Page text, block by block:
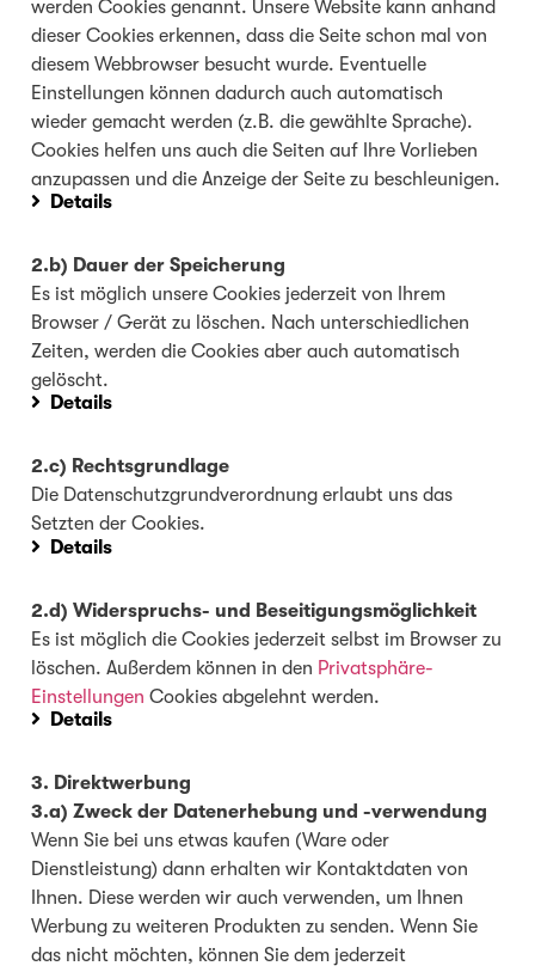
werden Cookies genannt. Unsere Website kann anhand
dieser Cookies erkennen, dass die Seite schon mal von
diesem Webbrowser besucht wurde. Eventuelle
Einstellungen können dadurch auch automatisch
wieder gemacht werden (z.B. die gewählte Sprache).
Cookies helfen uns auch die Seiten auf Ihre Vorlieben
anzupassen und die Anzeige der Seite zu beschleunigen.
Details
2.b) Dauer der Speicherung
Es ist möglich unsere Cookies jederzeit von Ihrem
Browser / Gerät zu löschen. Nach unterschiedlichen
Zeiten, werden die Cookies aber auch automatisch
gelöscht.
Details
2.c) Rechtsgrundlage
Die Datenschutzgrundverordnung erlaubt uns das
Setzten der Cookies.
Details
2.d) Widerspruchs- und Beseitigungsmöglichkeit
Es ist möglich die Cookies jederzeit selbst im Browser zu
löschen. Außerdem können in den Privatsphäre-
Einstellungen Cookies abgelehnt werden.
Details
3. Direktwerbung
3.a) Zweck der Datenerhebung und -verwendung
Wenn Sie bei uns etwas kaufen (Ware oder
Dienstleistung) dann erhalten wir Kontaktdaten von
Ihnen. Diese werden wir auch verwenden, um Ihnen
Werbung zu weiteren Produkten zu senden. Wenn Sie
das nicht möchten, können Sie dem jederzeit